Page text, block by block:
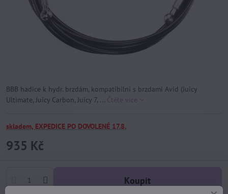
BBB hadice k hydr. brzdám, kompatibilní s brzdami Avid (Juicy
Ultimate, Juicy Carbon, Juicy 7, ...
skladem, EXPEDICE PO DOVOLENÉ 17.8.
935 Kč
Koupit